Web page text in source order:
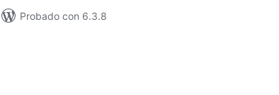
Probado con 6.3.8